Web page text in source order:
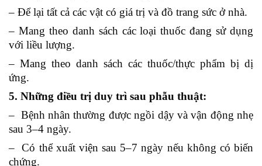
– Để lại tất cả các vật có giá trị và đồ trang sức ở nhà.
– Mang theo danh sách các loại thuốc đang sử dụng
với liều lượng.
– Mang theo danh sách các thuốc/thực phẩm bị dị
ứng.
5. Những điều trị duy trì sau phẫu thuật:
– Bệnh nhân thường được ngồi dậy và vận động nhẹ
sau 3–4 ngày.
– Có thể xuất viện sau 5–7 ngày nếu không có biến
chứng.